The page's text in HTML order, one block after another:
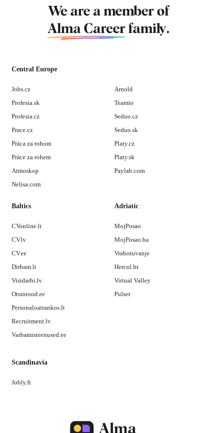
We are a member of
Alma Career family.
Central Europe
Jobs.cz
Profesia.sk
Profesia.cz
Prace.cz
Práca za rohom
Práce za rohem
Atmoskop
Nelisa.com
Arnold
Teamio
Seduo.cz
Seduo.sk
Platy.cz
Platy.sk
Paylab.com
Baltics
CVonline.lt
CV.lv
CV.ee
Dirbam.lt
Visidarbi.lv
Otsintood.ee
Personaloatrankos.lt
Recruitment.lv
Varbamisteenused.ee
Adriatic
MojPosao
MojPosao.ba
Vrabotuvanje
Hercul.hr
Virtual Valley
Pulser
Scandinavia
Jobly.fi